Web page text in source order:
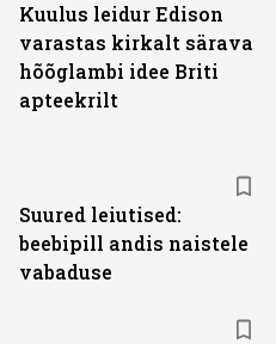
Kuulus leidur Edison
varastas kirkalt särava
hõõglambi idee Briti
apteekrilt
Suured leiutised:
beebipill andis naistele
vabaduse